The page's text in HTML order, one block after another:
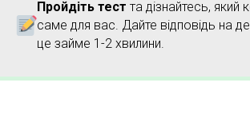
Пройдіть тест та дізнайтесь, який
саме для вас. Дайте відповідь на
це займе 1-2 хвилини.